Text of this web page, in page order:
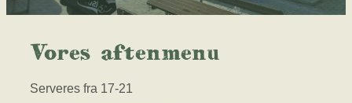
Vores aftenmenu
Serveres fra 17-21